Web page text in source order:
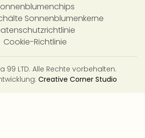
Sonnenblumenkerne
Cookie-Richtlinie
99 LTD. Alle Rechte vorbehalten.
Creative Corner Studio